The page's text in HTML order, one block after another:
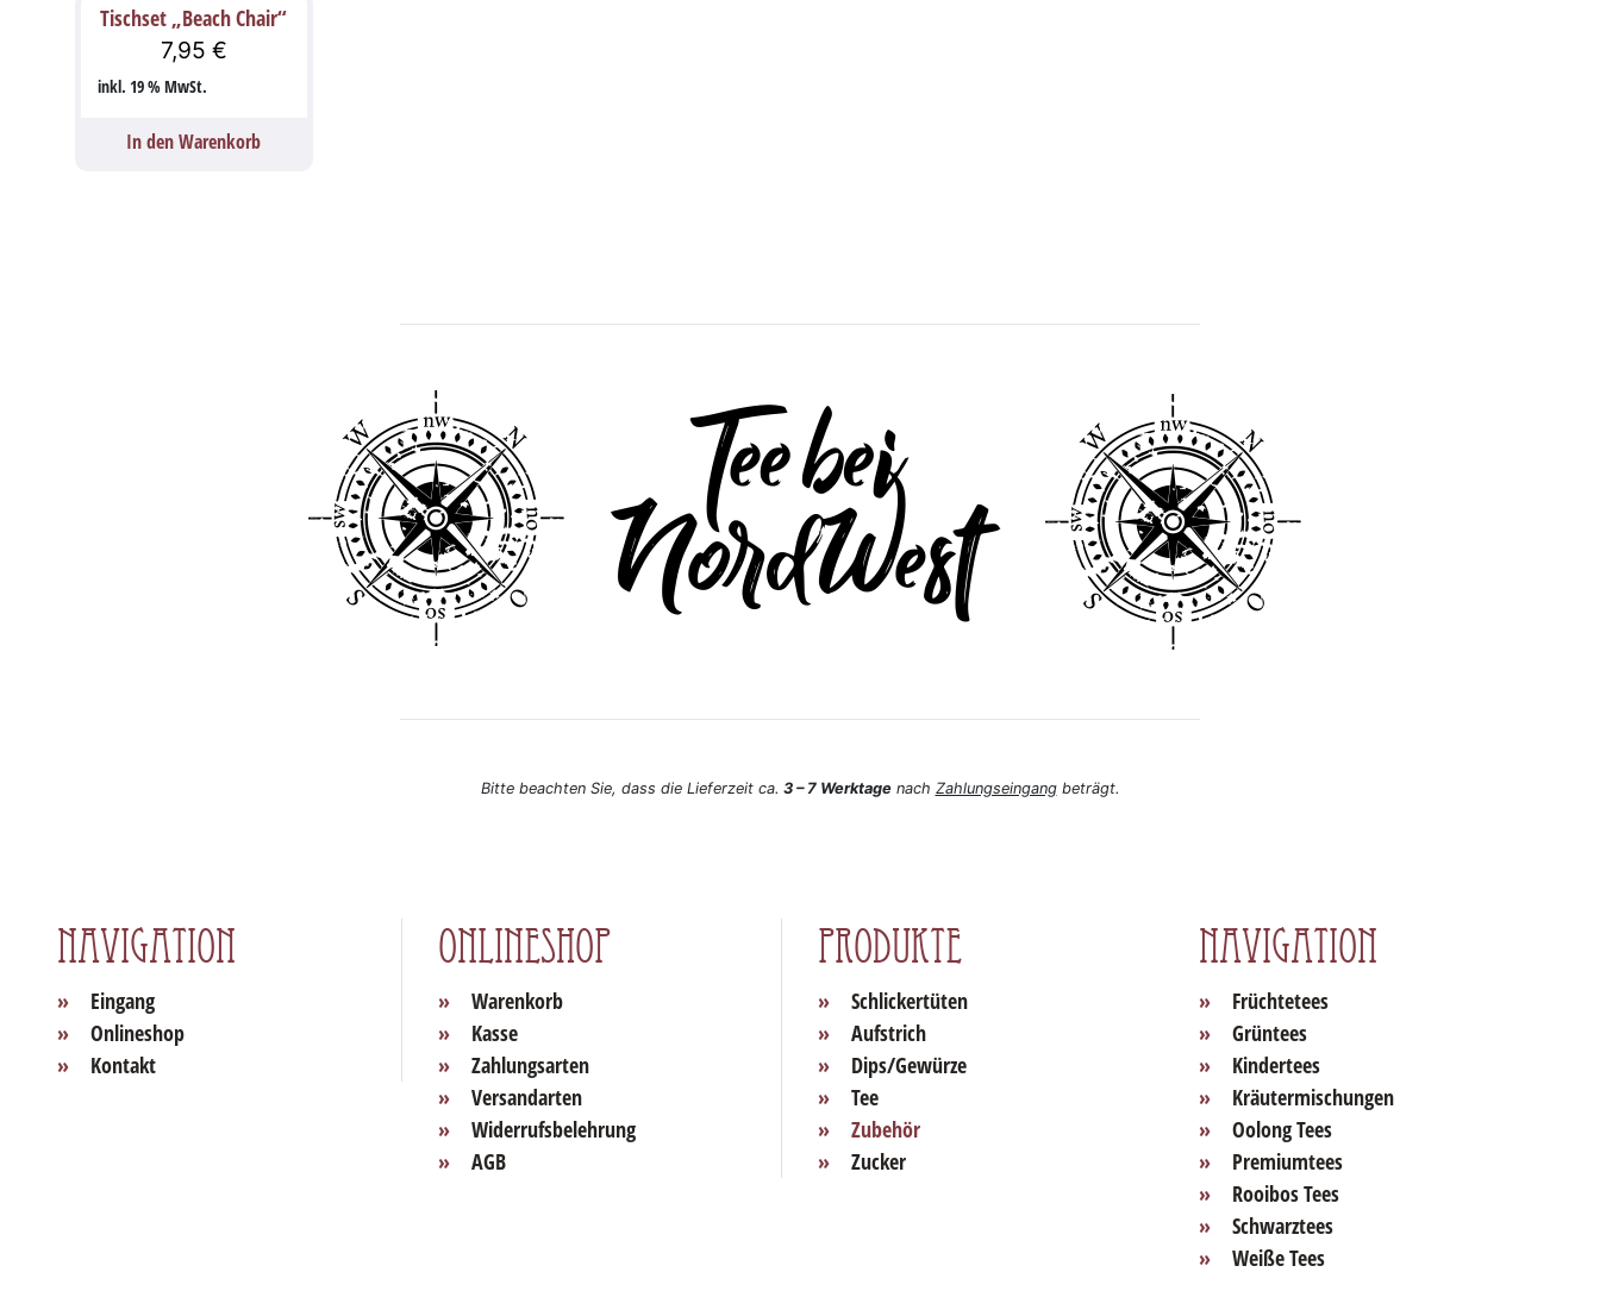
Tischset „Beach Chair“
7,95 €
inkl. 19 % MwSt.
In den Warenkorb
Bitte beachten Sie, dass die Lieferzeit ca. 3 – 7 Werktagenach Zahlungseingangbeträgt.
Navigation
Eingang
Onlineshop
Kontakt
Onlineshop
Warenkorb
Kasse
Zahlungsarten
Versandarten
Widerrufsbelehrung
AGB
Produkte
Schlickertüten
Aufstrich
Dips/Gewürze
Tee
Zubehör
Zucker
Navigation
Früchtetees
Grüntees
Kindertees
Kräutermischungen
Oolong Tees
Premiumtees
Rooibos Tees
Schwarztees
Weiße Tees